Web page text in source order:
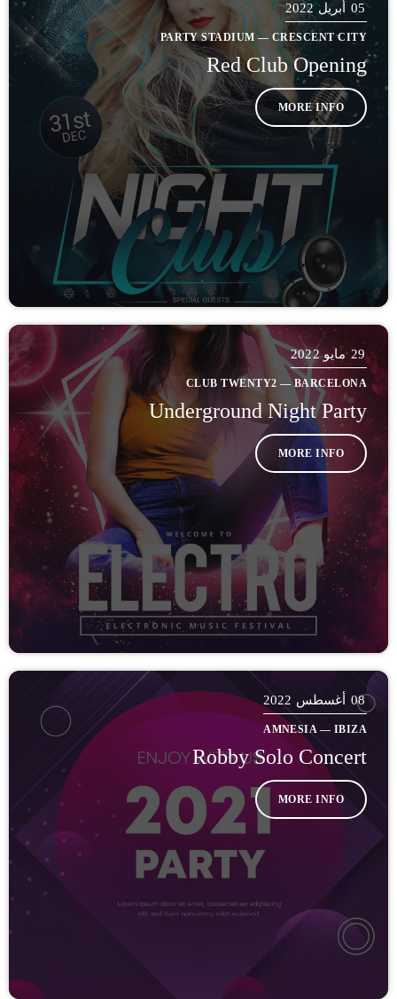
05 أبريل 2022
PARTY STADIUM — CRESCENT CITY
Red Club Opening
MORE INFO
29 مايو 2022
CLUB TWENTY2 — BARCELONA
Underground Night Party
MORE INFO
08 أغسطس 2022
AMNESIA — IBIZA
Robby Solo Concert
MORE INFO